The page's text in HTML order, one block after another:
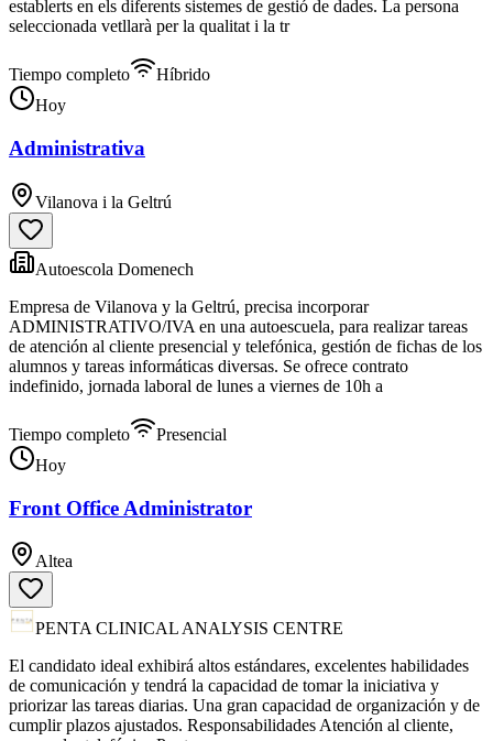
establerts en els diferents sistemes de gestió de dades. La persona
seleccionada vetllarà per la qualitat i la tr
Tiempo completo
Híbrido
Hoy
Administrativa
Vilanova i la Geltrú
Autoescola Domenech
Empresa de Vilanova y la Geltrú, precisa incorporar
ADMINISTRATIVO/IVA en una autoescuela, para realizar tareas
de atención al cliente presencial y telefónica, gestión de fichas de los
alumnos y tareas informáticas diversas. Se ofrece contrato
indefinido, jornada laboral de lunes a viernes de 10h a
Tiempo completo
Presencial
Hoy
Front Office Administrator
Altea
PENTA CLINICAL ANALYSIS CENTRE
El candidato ideal exhibirá altos estándares, excelentes habilidades
de comunicación y tendrá la capacidad de tomar la iniciativa y
priorizar las tareas diarias. Una gran capacidad de organización y de
cumplir plazos ajustados. Responsabilidades Atención al cliente,